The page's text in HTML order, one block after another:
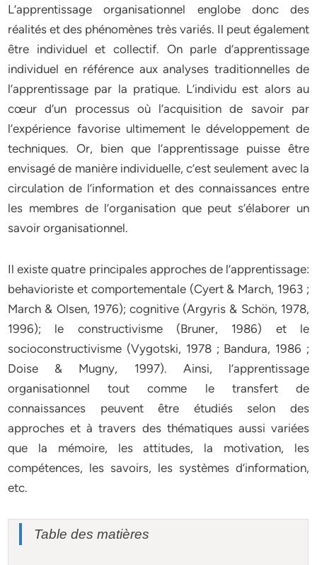
L’apprentissage organisationnel englobe donc des
réalités et des phénomènes très variés. Il peut également
être individuel et collectif. On parle d’apprentissage
individuel en référence aux analyses traditionnelles de
l’apprentissage par la pratique. L’individu est alors au
cœur d’un processus où l’acquisition de savoir par
l’expérience favorise ultimement le développement de
techniques. Or, bien que l’apprentissage puisse être
envisagé de manière individuelle, c’est seulement avec la
circulation de l’information et des connaissances entre
les membres de l’organisation que peut s’élaborer un
savoir organisationnel.
Il existe quatre principales approches de l’apprentissage:
behavioriste et comportementale (Cyert & March, 1963 ;
March & Olsen, 1976); cognitive (Argyris & Schön, 1978,
1996); le constructivisme (Bruner, 1986) et le
socioconstructivisme (Vygotski, 1978 ; Bandura, 1986 ;
Doise & Mugny, 1997). Ainsi, l’apprentissage
organisationnel tout comme le transfert de
connaissances peuvent être étudiés selon des
approches et à travers des thématiques aussi variées
que la mémoire, les attitudes, la motivation, les
compétences, les savoirs, les systèmes d’information,
etc.
Table des matières